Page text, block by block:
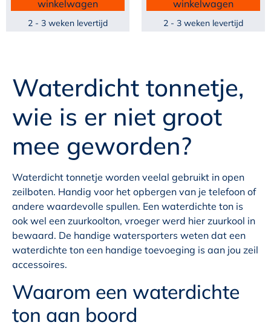
2 - 3 weken levertijd
winkelwagen
2 - 3 weken levertijd
winkelwagen
Waterdicht tonnetje,
wie is er niet groot
mee geworden?
Waterdicht tonnetje worden veelal gebruikt in open
zeilboten. Handig voor het opbergen van je telefoon of
andere waardevolle spullen. Een waterdichte ton is
ook wel een zuurkoolton, vroeger werd hier zuurkool in
bewaard. De handige watersporters weten dat een
waterdichte ton een handige toevoeging is aan jou zeil
accessoires.
Waarom een waterdichte
ton aan boord